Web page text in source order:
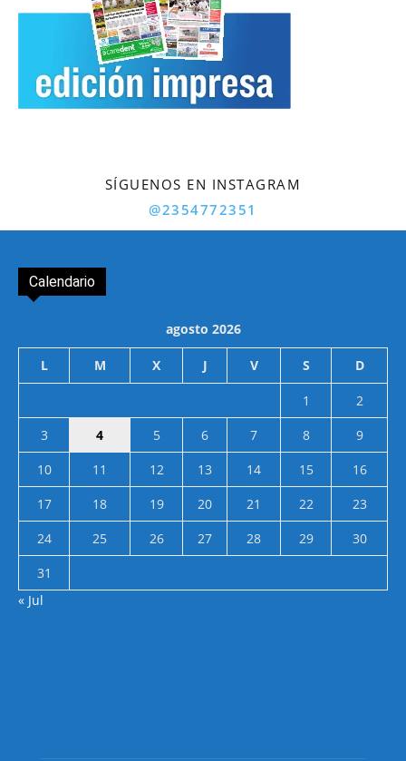
SÍGUENOS EN INSTAGRAM
@2354772351
Calendario
agosto 2026
L M X J V S D
1
2
3
4 5 6 7 8
9
10
11 12 13 14 15
16
17
18 19 20 21 22
23
24
25 26 27 28 29
30
31
« Jul